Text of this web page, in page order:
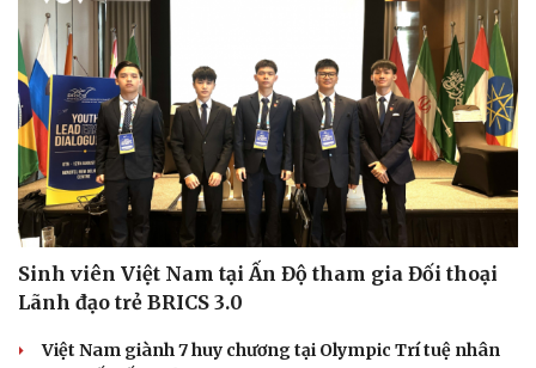
Cải chính
Sinh viên Việt Nam tại Ấn Độ tham gia Đối thoại
Lãnh đạo trẻ BRICS 3.0
Việt Nam giành 7 huy chương tại Olympic Trí tuệ nhân